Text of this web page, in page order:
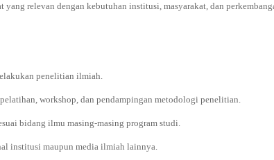
relevan dengan kebutuhan institusi, masyarakat, dan
penelitian ilmiah.
workshop, dan pendampingan metodologi penelitian.
bidang ilmu masing-masing program studi.
institusi maupun media ilmiah lainnya.